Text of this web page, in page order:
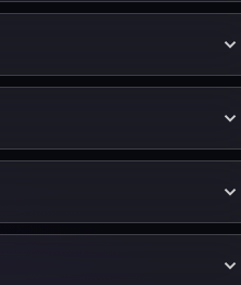
に補正します。
い・低い場合は、ピッチ（Hz）
で、ごく小さな調整でトラッ
調律なら432 Hz、現代の標準
KeyPitchはトラック全体を即座
を開けばすべてを補正できま
チを変えずに速度を変更、リバ
す。
立に保ちます。ピッチを補正し
では、補正したピッチに触れず